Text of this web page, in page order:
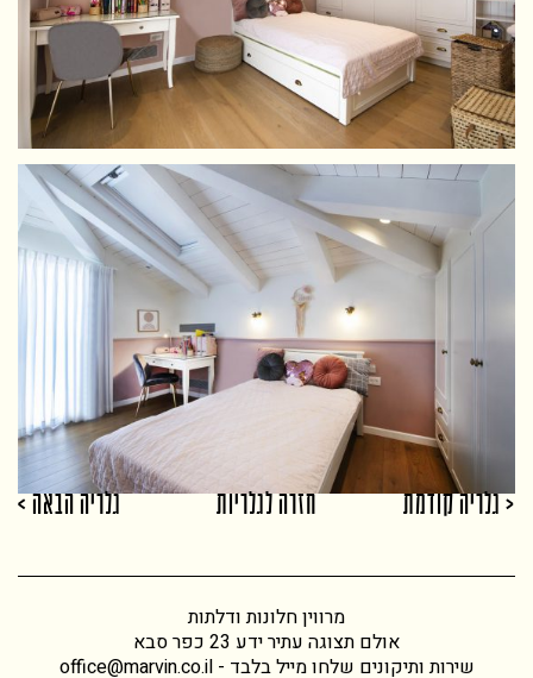
< גלריה קודמת חזרה לגלריות גלריה הבאה >
מרווין חלונות ודלתות
אולם תצוגה עתיר ידע 23 כפר סבא
שירות ותיקונים שלחו מייל בלבד -office@marvin.co.il